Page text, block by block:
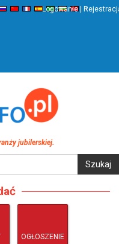
›
Logowanie |
jubilerskiej.
OGŁOSZENIE